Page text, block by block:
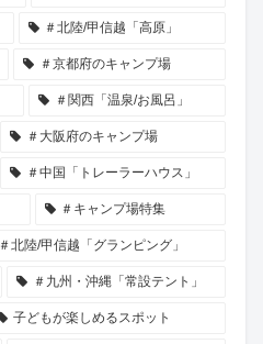
＃北陸/甲信越「高原」
＃京都府のキャンプ場
＃関西「温泉/お風呂」
＃大阪府のキャンプ場
＃中国「トレーラーハウス」
＃キャンプ場特集
＃北陸/甲信越「グランピング」
＃九州・沖縄「常設テント」
子どもが楽しめるスポット